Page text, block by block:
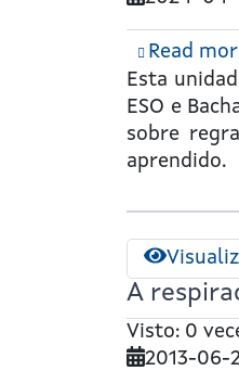
Read
Esta
ESO e
sobre
aprendido.
A
Visto: 0
2013-06-